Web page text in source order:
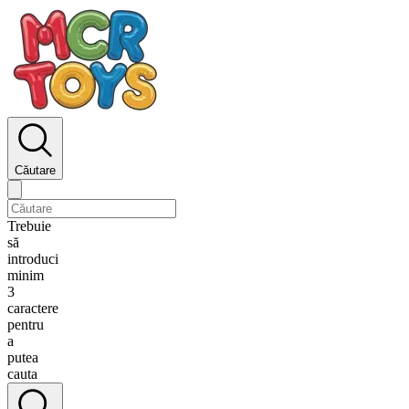
Căutare
Trebuie
să
introduci
minim
3
caractere
pentru
a
putea
cauta